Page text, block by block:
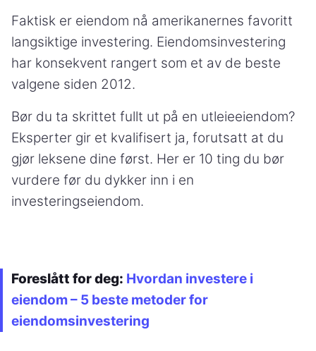
Faktisk er eiendom nå amerikanernes favoritt
langsiktige investering. Eiendomsinvestering
har konsekvent rangert som et av de beste
valgene siden 2012.
Bør du ta skrittet fullt ut på en utleieeiendom?
Eksperter gir et kvalifisert ja, forutsatt at du
gjør leksene dine først. Her er 10 ting du bør
vurdere før du dykker inn i en
investeringseiendom.
Foreslått for deg: Hvordan investere i
eiendom – 5 beste metoder for
eiendomsinvestering